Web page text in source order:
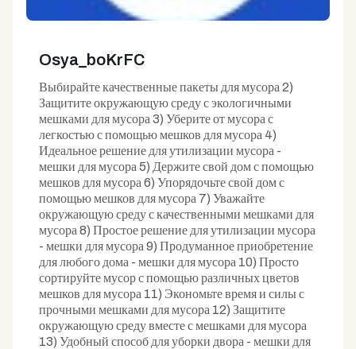
Osya_boKrFC
Выбирайте качественные пакеты для мусора 2)
Защитите окружающую среду с экологичными
мешками для мусора 3) Уберите от мусора с
легкостью с помощью мешков для мусора 4)
Идеальное решение для утилизации мусора -
мешки для мусора 5) Держите свой дом с помощью
мешков для мусора 6) Упорядочьте свой дом с
помощью мешков для мусора 7) Уважайте
окружающую среду с качественными мешками для
мусора 8) Простое решение для утилизации мусора
- мешки для мусора 9) Продуманное приобретение
для любого дома - мешки для мусора 10) Просто
сортируйте мусор с помощью различных цветов
мешков для мусора 11) Экономьте время и силы с
прочными мешками для мусора 12) Защитите
окружающую среду вместе с мешками для мусора
13) Удобный способ для уборки двора - мешки для